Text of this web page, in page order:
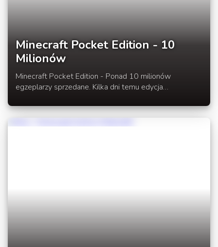
Minecraft Pocket Edition - 10
Milionów
Minecraft Pocket Edition - Ponad 10 milionów
egzeplarzy sprzedane. Kilka dni temu edycja
sprzedanych sztuk. Jest to kolejny wielki sukces
szwedzkiego developera spod znaku Mojang. Pocket
Edition goni tym samy edycję na PC. W ciągu półtora